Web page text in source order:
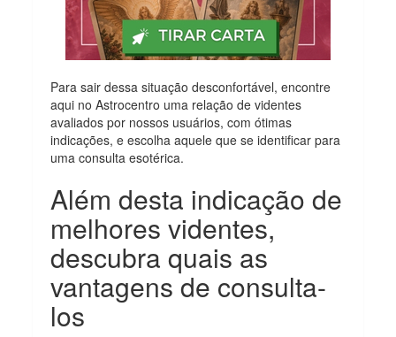
Para sair dessa situação desconfortável, encontre
aqui no Astrocentro uma relação de videntes
avaliados por nossos usuários, com ótimas
indicações, e escolha aquele que se identificar para
uma consulta esotérica.
Além desta indicação de
melhores videntes,
descubra quais as
vantagens de consulta-
los